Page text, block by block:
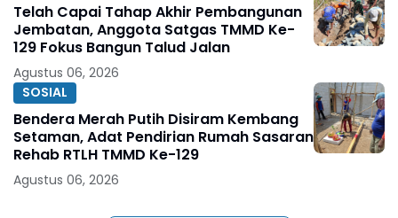
Telah Capai Tahap Akhir Pembangunan
Jembatan, Anggota Satgas TMMD Ke-
129 Fokus Bangun Talud Jalan
Agustus 06, 2026
SOSIAL
Bendera Merah Putih Disiram Kembang
Setaman, Adat Pendirian Rumah Sasaran
Rehab RTLH TMMD Ke-129
Agustus 06, 2026